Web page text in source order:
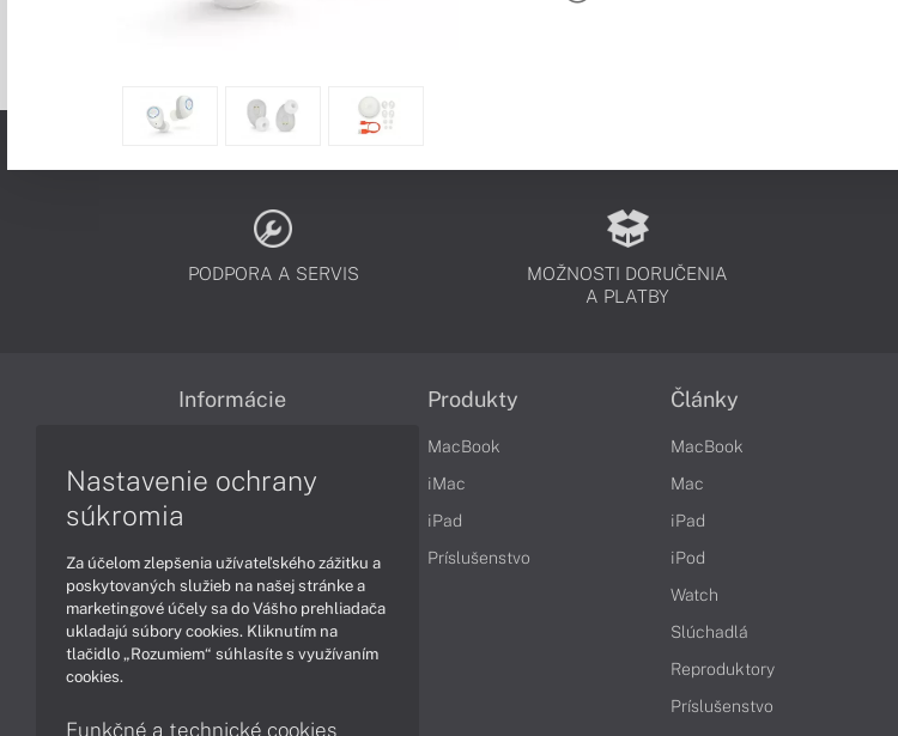
PODPORA A SERVIS
MOŽNOSTI DORUČENIA
A PLATBY
Informácie
Reklamačné podmienky
Ochrana osobných údajov
Vrátenie tovaru
Vyhlásenie o prístupnosti
Cookies
Produkty
MacBook
iMac
iPad
Príslušenstvo
Články
MacBook
Mac
iPad
iPod
Watch
Slúchadlá
Reproduktory
Príslušenstvo
Nastavenie ochrany
súkromia
Za účelom zlepšenia užívateľského zážitku a
poskytovaných služieb na našej stránke a
marketingové účely sa do Vášho prehliadača
ukladajú súbory cookies. Kliknutím na
tlačidlo „Rozumiem“ súhlasíte s využívaním
cookies.
Funkčné a technické cookies